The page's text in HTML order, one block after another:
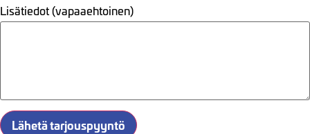
Lisätiedot (vapaaehtoinen)
Lähetä tarjouspyyntö